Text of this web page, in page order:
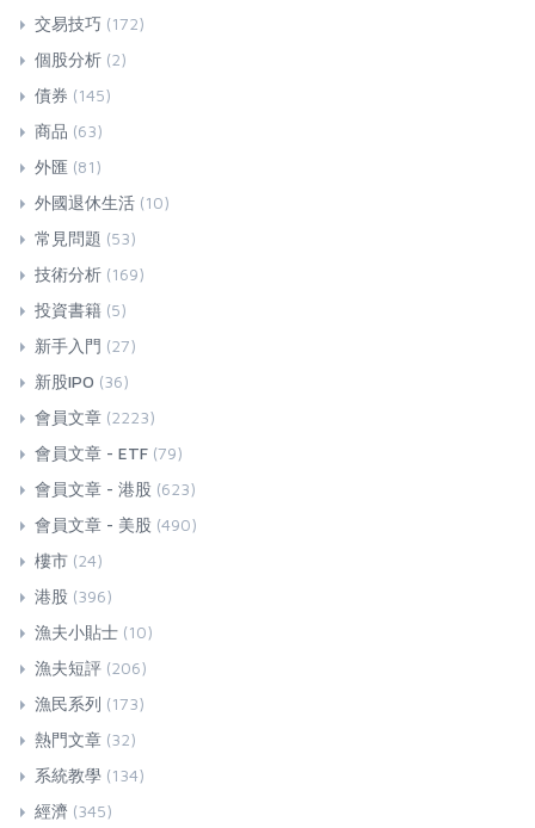
交易技巧 (172)
個股分析 (2)
債券 (145)
商品 (63)
外匯 (81)
外國退休生活 (10)
常見問題 (53)
技術分析 (169)
投資書籍 (5)
新手入門 (27)
新股IPO (36)
會員文章 (2223)
會員文章 - ETF (79)
會員文章 - 港股 (623)
會員文章 - 美股 (490)
樓市 (24)
港股 (396)
漁夫小貼士 (10)
漁夫短評 (206)
漁民系列 (173)
熱門文章 (32)
系統教學 (134)
經濟 (345)